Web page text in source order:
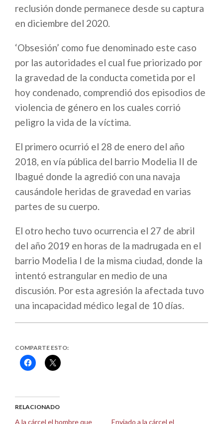
reclusión donde permanece desde su captura
en diciembre del 2020.
‘Obsesión’ como fue denominado este caso
por las autoridades el cual fue priorizado por
la gravedad de la conducta cometida por el
hoy condenado, comprendió dos episodios de
violencia de género en los cuales corrió
peligro la vida de la víctima.
El primero ocurrió el 28 de enero del año
2018, en vía pública del barrio Modelia II de
Ibagué donde la agredió con una navaja
causándole heridas de gravedad en varias
partes de su cuerpo.
El otro hecho tuvo ocurrencia el 27 de abril
del año 2019 en horas de la madrugada en el
barrio Modelia I de la misma ciudad, donde la
intentó estrangular en medio de una
discusión. Por esta agresión la afectada tuvo
una incapacidad médico legal de 10 días.
COMPARTE ESTO:
Haz
clic
(Se
abre
una
Haz
clic
(Se
abre
una
RELACIONADO
A la cárcel el hombre que Enviado a la cárcel el